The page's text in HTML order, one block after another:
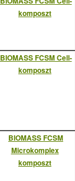
komposzt
BIOMASS FCSM Cell-
komposzt
BIOMASS FCSM
Microkomplex
komposzt